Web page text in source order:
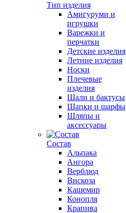
Тип изделия
Амигуруми и
игрушки
Варежки и
перчатки
Детские изделия
Летние изделия
Носки
Плечевые
изделия
Шали и бактусы
Шапки и шарфы
Шляпы и
аксессуары
Состав
Альпака
Ангора
Верблюд
Вискоза
Кашемир
Конопля
Крапива